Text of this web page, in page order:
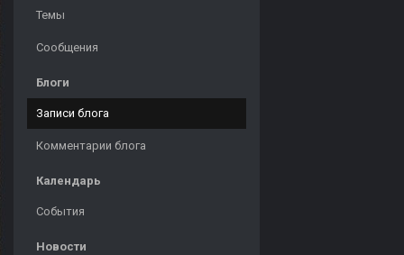
Темы
Сообщения
Блоги
Записи блога
Комментарии блога
Календарь
События
Новости